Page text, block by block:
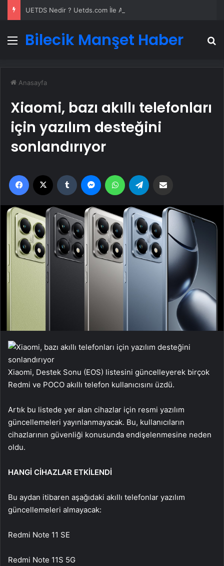
Menü
Bilecik Manşet Haber
Anasayfa
Xiaomi, bazı akıllı telefonları
için yazılım desteğini
sonlandırıyor
Facebook Tumblr MessengerWhatsApp
Xiaomi, Destek Sonu (EOS) listesini güncelleyerek birçok
Redmi ve POCO akıllı telefon kullanıcısını üzdü.
Artık bu listede yer alan cihazlar için resmi yazılım
güncellemeleri yayınlanmayacak. Bu, kullanıcıların
cihazlarının güvenliği konusunda endişelenmesine neden
oldu.
HANGİ CİHAZLAR ETKİLENDİ
Bu aydan itibaren aşağıdaki akıllı telefonlar yazılım
güncellemeleri almayacak:
Redmi Note 11 SE
Redmi Note 11S 5G